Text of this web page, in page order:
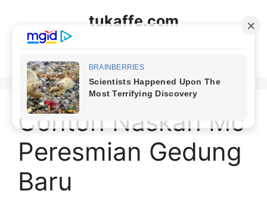
tukaffe.com
Contoh Naskah Mc
Peresmian Gedung
Baru